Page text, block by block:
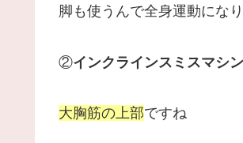
脚も使うんで全身運動にな
②インクラインスミスマシ
大胸筋の上部ですね